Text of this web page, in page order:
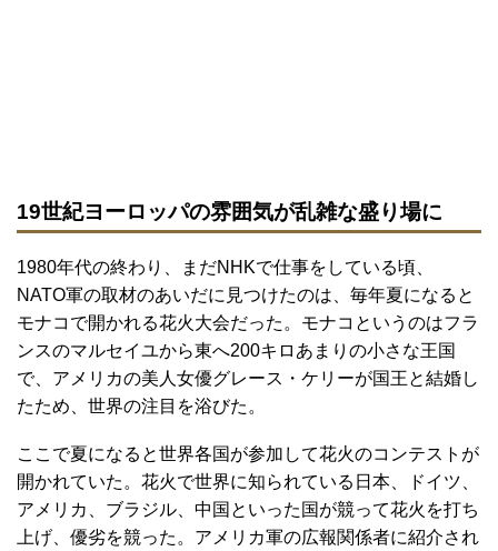
19世紀ヨーロッパの雰囲気が乱雑な盛り場に
1980年代の終わり、まだNHKで仕事をしている頃、
NATO軍の取材のあいだに見つけたのは、毎年夏になると
モナコで開かれる花火大会だった。モナコというのはフラ
ンスのマルセイユから東へ200キロあまりの小さな王国
で、アメリカの美人女優グレース・ケリーが国王と結婚し
たため、世界の注目を浴びた。
ここで夏になると世界各国が参加して花火のコンテストが
開かれていた。花火で世界に知られている日本、ドイツ、
アメリカ、ブラジル、中国といった国が競って花火を打ち
上げ、優劣を競った。アメリカ軍の広報関係者に紹介され